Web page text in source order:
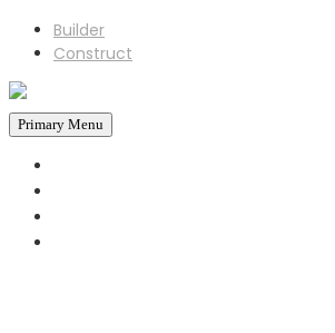
Builder
Construct
Primary Menu